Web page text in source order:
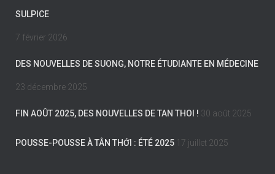
SULPICE
7 février 2026
DES NOUVELLES DE SUONG, NOTRE ÉTUDIANTE EN MÉDECINE
23 décembre 2025
FIN AOÛT 2025, DES NOUVELLES DE TAN THOI ! 30 août 2025
POUSSE-POUSSE À TÂN THỚI : ÉTÉ 2025 17 juillet 2025